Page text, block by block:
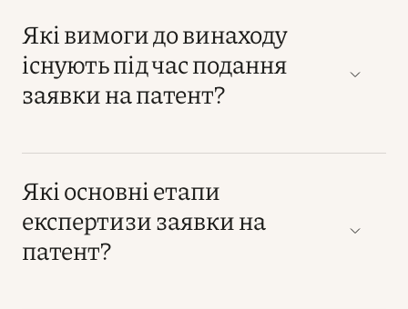
Які вимоги до винаходу
існують під час подання
заявки на патент?
Які основні етапи
експертизи заявки на
патент?